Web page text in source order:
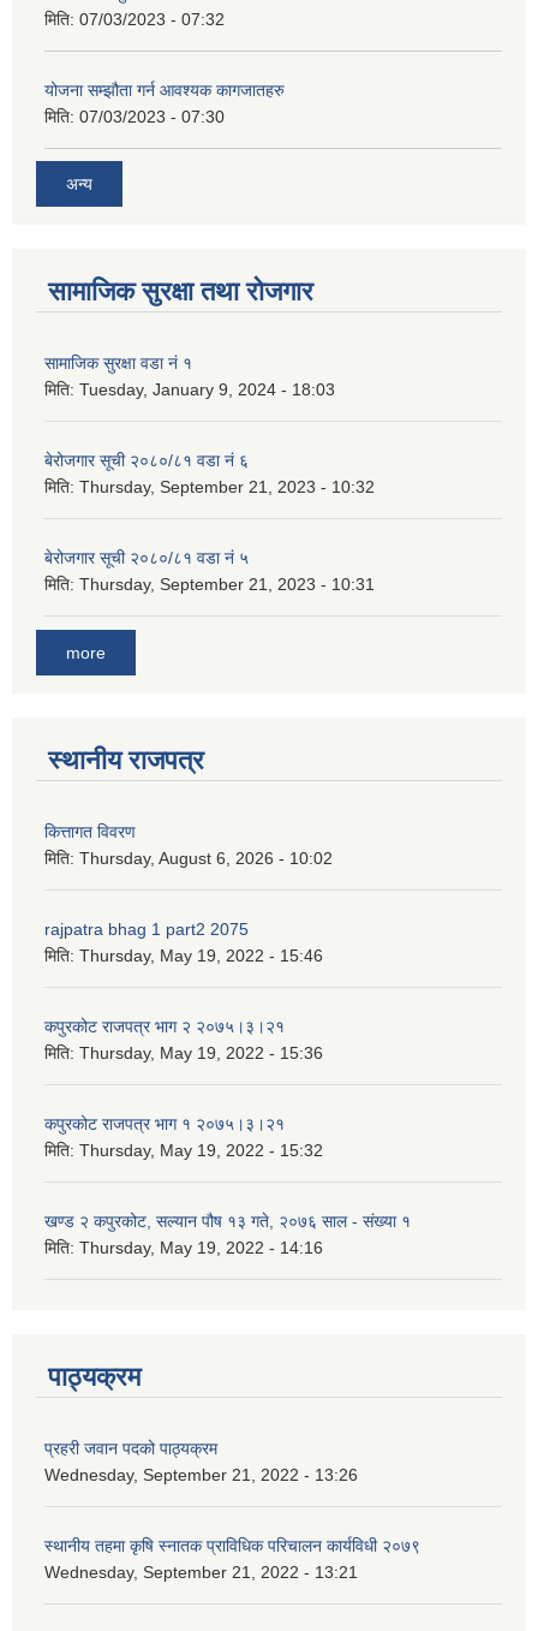
मिति: 07/03/2023 - 07:32
योजना सम्झौता गर्न आवश्यक कागजातहरु
मिति: 07/03/2023 - 07:30
अन्य
सामाजिक सुरक्षा तथा रोजगार
सामाजिक सुरक्षा वडा नं १
मिति: Tuesday, January 9, 2024 - 18:03
बेरोजगार सूची २०८०/८१ वडा नं ६
मिति: Thursday, September 21, 2023 - 10:32
बेरोजगार सूची २०८०/८१ वडा नं ५
मिति: Thursday, September 21, 2023 - 10:31
more
स्थानीय राजपत्र
कित्तागत विवरण
मिति: Thursday, August 6, 2026 - 10:02
rajpatra bhag 1 part2 2075
मिति: Thursday, May 19, 2022 - 15:46
कपुरकोट राजपत्र भाग २ २०७५।३।२१
मिति: Thursday, May 19, 2022 - 15:36
कपुरकोट राजपत्र भाग १ २०७५।३।२१
मिति: Thursday, May 19, 2022 - 15:32
खण्ड २ कपुरकोट, सल्यान पौष १३ गते, २०७६ साल - संख्या १
मिति: Thursday, May 19, 2022 - 14:16
पाठ्यक्रम
प्रहरी जवान पदको पाठ्यक्रम
Wednesday, September 21, 2022 - 13:26
स्थानीय तहमा कृषि स्नातक प्राविधिक परिचालन कार्यविधी २०७९
Wednesday, September 21, 2022 - 13:21